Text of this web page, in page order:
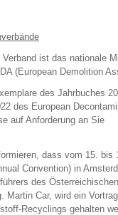
ist das nationale
(European Demolition
des Jahrbuches
des European
auf Anforderung an Sie
dass vom 15. bis
Convention) in
des Österreichischen
Martin Car, wird ein
Recyclings gehalten